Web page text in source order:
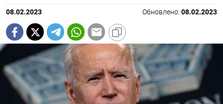
08.02.2023 Обновлено: 08.02.2023